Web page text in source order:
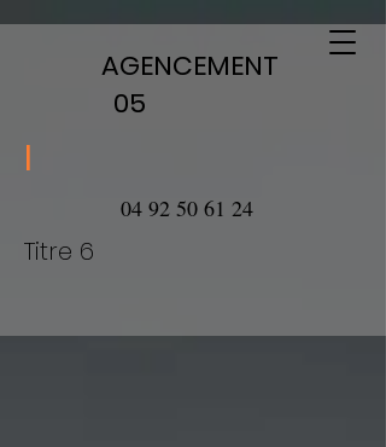
AGENCEMENT
05
l
04 92 50 61 24
Titre 6